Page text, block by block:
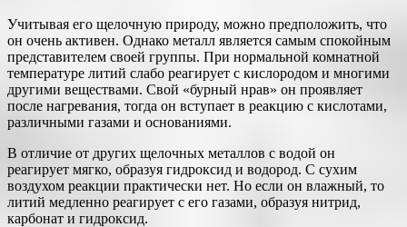
Учитывая его щелочную природу, можно предположить, что
он очень активен. Однако металл является самым спокойным
представителем своей группы. При нормальной комнатной
температуре литий слабо реагирует с кислородом и многими
другими веществами. Свой «бурный нрав» он проявляет
после нагревания, тогда он вступает в реакцию с кислотами,
различными газами и основаниями.
В отличие от других щелочных металлов с водой он
реагирует мягко, образуя гидроксид и водород. С сухим
воздухом реакции практически нет. Но если он влажный, то
литий медленно реагирует с его газами, образуя нитрид,
карбонат и гидроксид.